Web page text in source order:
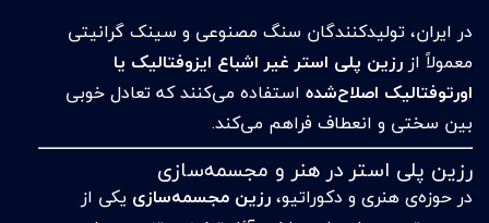
در ایران، تولیدکنندگان سنگ مصنوعی و سینک گرانیتی
معمولاً از رزین پلی استر غیر اشباع ایزوفتالیک یا
اورتوفتالیک اصلاح‌شده استفاده می‌کنند که تعادل خوبی
بین سختی و انعطاف فراهم می‌کند.
رزین پلی استر در هنر و مجسمه‌سازی
در حوزه‌ی هنری و دکوراتیو،رزین مجسمه‌سازی یکی از